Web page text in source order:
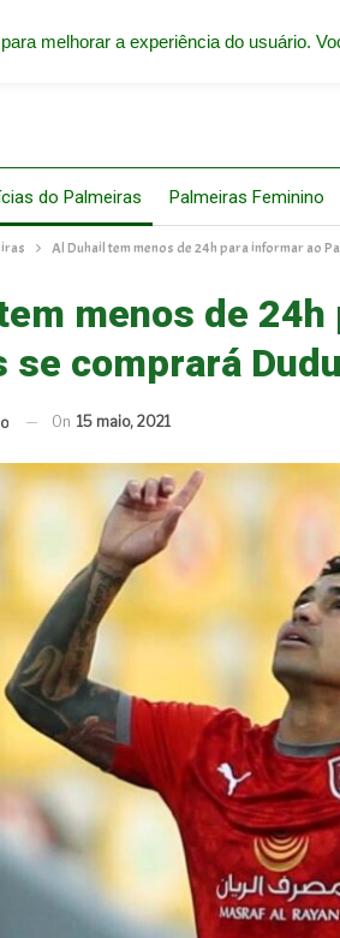
do Palmeiras Palmeiras Feminino
Al Duhail tem menos de 24h para informar ao
menos de
se comprará Dudu
On 15 maio, 2021
melhorar a experiência do usuário.